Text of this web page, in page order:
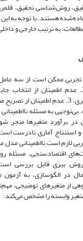
روش‌شناسی تحقیق،
هستند. با توجه به
عدم اطمینان نظری، 2. عدم اطمینان از
مناسب برای مفاهیم نظری، 3. عدم
به مسئله
در برآورد متغیرها منجر
لازم است نااطمینانی مدل
اقتصادسنجی، مسئله
بیزی قابل بررسی
در الگوسازی، به
از متغیرهای توضیحی،
وابسته را مشخص می‌کند.